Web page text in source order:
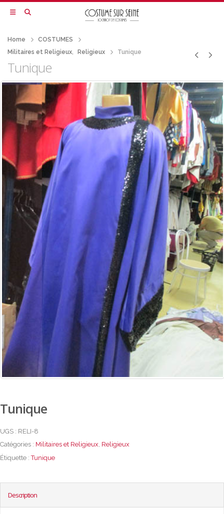
Home
COSTUMES
Militaires et Religieux, Religieux Tunique
Tunique
Tunique
UGS : RELI-8
Catégories : Militaires et Religieux, Religieux
Étiquette :Tunique
Description